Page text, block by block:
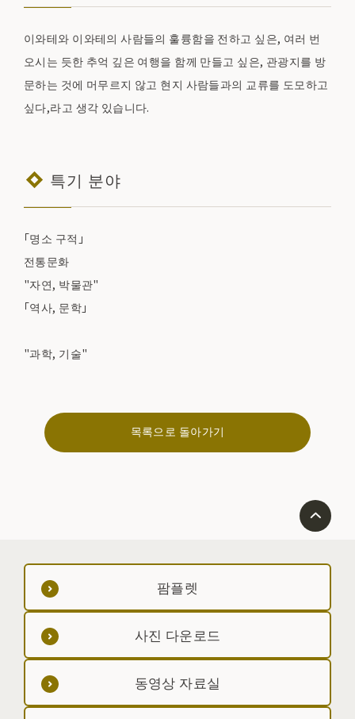
이와테와 이와테의 사람들의 훌륭함을 전하고 싶은, 여러 번
오시는 듯한 추억 깊은 여행을 함께 만들고 싶은, 관광지를 방
문하는 것에 머무르지 않고 현지 사람들과의 교류를 도모하고
싶다,라고 생각 있습니다.
특기 분야
「명소 구적」
전통문화
"자연, 박물관"
「역사, 문학」
"과학, 기술"
목록으로 돌아가기
팜플렛
사진 다운로드
동영상 자료실